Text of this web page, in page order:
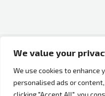
We value your
We use cookies to enhance
personalised ads or
clicking "Accept All", you
Copyright ©